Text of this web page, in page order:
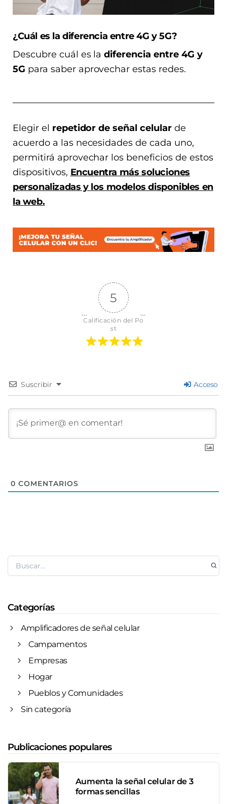
¿Cuál es la diferencia entre 4G y 5G?
Descubre cuál es ladiferencia entre 4G y
5G para saber aprovechar estas redes.
Elegir el repetidor de señal celularde
acuerdo a las necesidades de cada uno,
permitirá aprovechar los beneficios de estos
dispositivos, Encuentra más soluciones
personalizadas y los modelos disponibles en
la web.
5
Calificación del Po
st
Suscribir Acceso
0 COMENTARIOS
Categorías
Amplificadores de señal celular
Campamentos
Empresas
Hogar
Pueblos y Comunidades
Sin categoría
Publicaciones populares
Aumenta la señal celular de 3
formas sencillas